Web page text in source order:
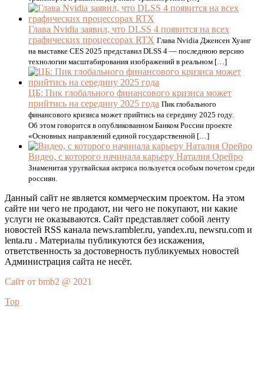
Глава Nvidia заявил, что DLSS 4 появится на всех
графических процессорах RTX Глава Nvidia Дженсен Хуанг
на выставке CES 2025 представил DLSS 4 — последнюю версию
технологии масштабирования изображений в реальном […]
ЦБ: Пик глобального финансового кризиса может
прийтись на середину 2025 года Пик глобального
финансового кризиса может прийтись на середину 2025 году.
Об этом говорится в опубликованном Банком России проекте
«Основных направлений единой государственной […]
Видео, с которого начинала карьеру Наталия Орейро
Знаменитая уругвайская актриса пользуется особым почетом среди
россиян.
Данный сайт не является коммерческим проектом. На этом
сайте ни чего не продают, ни чего не покупают, ни какие
услуги не оказываются. Сайт представляет собой ленту
новостей RSS канала news.rambler.ru, yandex.ru, newsru.com и
lenta.ru . Материалы публикуются без искажения,
ответственность за достоверность публикуемых новостей
Администрация сайта не несёт.
Сайт от bmb2 @ 2021
Top